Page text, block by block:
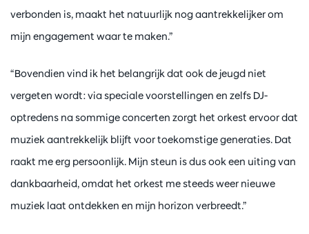
verbonden is, maakt het natuurlijk nog aantrekkelijker om
mijn engagement waar te maken.”
“Bovendien vind ik het belangrijk dat ook de jeugd niet
vergeten wordt: via speciale voorstellingen en zelfs DJ-
optredens na sommige concerten zorgt het orkest ervoor dat
muziek aantrekkelijk blijft voor toekomstige generaties. Dat
raakt me erg persoonlijk. Mijn steun is dus ook een uiting van
dankbaarheid, omdat het orkest me steeds weer nieuwe
muziek laat ontdekken en mijn horizon verbreedt.”